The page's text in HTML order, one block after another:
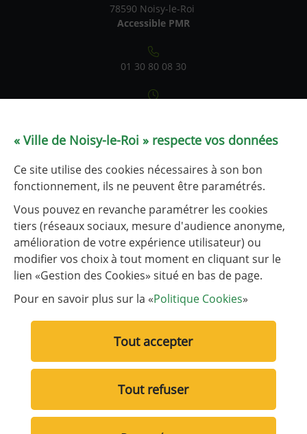
78590 Noisy-le-Roi
Accessible PMR
01 30 80 08 30
le service État civil est fermé les 1er et 3e lundis après-midi
Tableau de fréquentation
NOUS CONTACTER
Liens utiles
Liste des liens utiles
Communauté d’agglomération de Versailles Grand Parc
Plaine de Versailles
Liste des liens des pages annexes
Mentions légales
Politique de Cookies
« Ville de Noisy-le-Roi » respecte vos données
Ce site utilise des cookies nécessaires à son bon
fonctionnement, ils ne peuvent être paramétrés.
Vous pouvez en revanche paramétrer les cookies
tiers (réseaux sociaux, mesure d'audience anonyme,
amélioration de votre expérience utilisateur) ou
modifier vos choix à tout moment en cliquant sur le
lien «Gestion des Cookies» situé en bas de page.
Pour en savoir plus sur la «Politique Cookies»
Tout accepter
Tout refuser